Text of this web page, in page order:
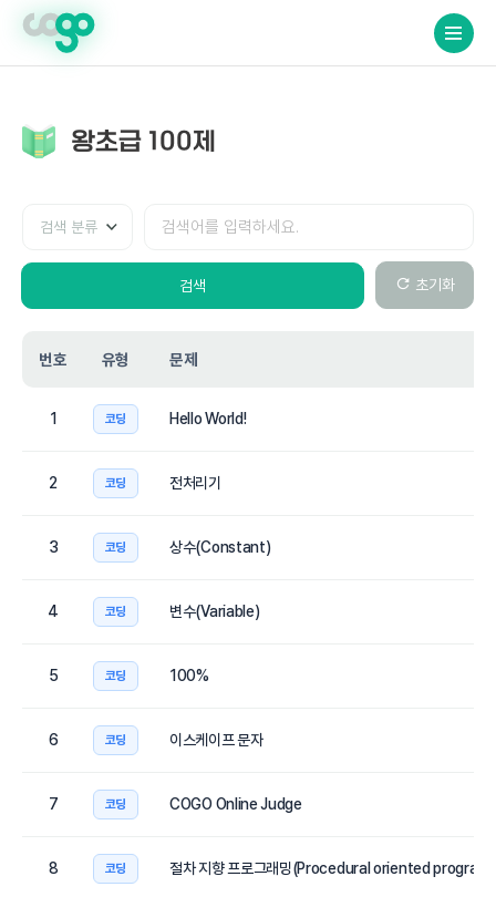
crossorigin="anonymous">
왕초급 100제
검색 초기화
번호 유형 문제
1 코딩 Hello World!
2 코딩 전처리기
3 코딩 상수(Constant)
4 코딩 변수(Variable)
5 코딩 100%
6 코딩 이스케이프 문자
7 코딩 COGO Online Judge
8 코딩 절차 지향 프로그래밍(Procedural oriented